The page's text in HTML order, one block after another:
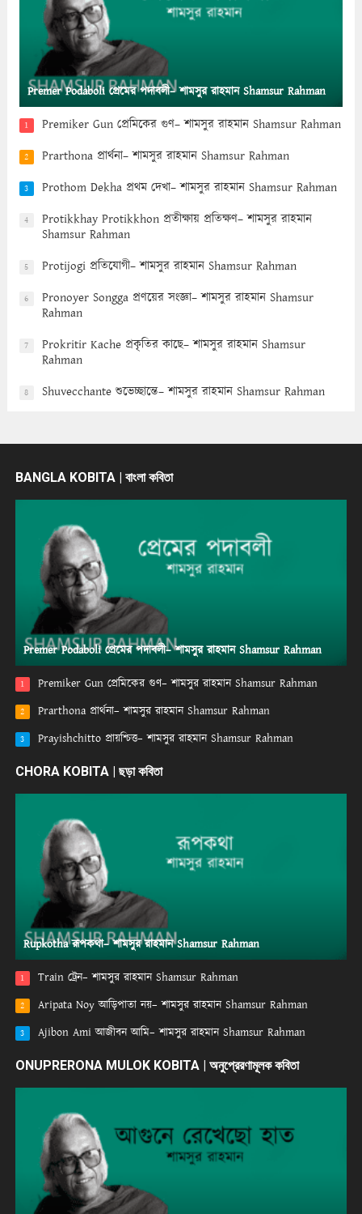
Premer Podaboli প্রেমের পদাবলী– শামসুর রাহমান Shamsur Rahman
1 Premiker Gun প্রেমিকের গুণ– শামসুর রাহমান Shamsur Rahman
2 Prarthona প্রার্থনা– শামসুর রাহমান Shamsur Rahman
3 Prothom Dekha প্রথম দেখা– শামসুর রাহমান Shamsur Rahman
4
Protikkhay Protikkhon প্রতীক্ষায় প্রতিক্ষণ– শামসুর রাহমান
Shamsur Rahman
5 Protijogi প্রতিযোগী– শামসুর রাহমান Shamsur Rahman
6
Pronoyer Songga প্রণয়ের সংজ্ঞা– শামসুর রাহমান Shamsur
Rahman
7
Prokritir Kache প্রকৃতির কাছে– শামসুর রাহমান Shamsur
Rahman
8 Shuvecchante শুভেচ্ছান্তে– শামসুর রাহমান Shamsur Rahman
BANGLA KOBITA | বাংলা কবিতা
Premer Podaboli প্রেমের পদাবলী– শামসুর রাহমান Shamsur Rahman
1 Premiker Gun প্রেমিকের গুণ– শামসুর রাহমান Shamsur Rahman
2 Prarthona প্রার্থনা– শামসুর রাহমান Shamsur Rahman
3 Prayishchitto প্রায়শ্চিত্ত– শামসুর রাহমান Shamsur Rahman
CHORA KOBITA | ছড়া কবিতা
Rupkotha রূপকথা– শামসুর রাহমান Shamsur Rahman
1 Train ট্রেন– শামসুর রাহমান Shamsur Rahman
2 Aripata Noy আড়িপাতা নয়– শামসুর রাহমান Shamsur Rahman
3 Ajibon Ami আজীবন আমি– শামসুর রাহমান Shamsur Rahman
ONUPRERONA MULOK KOBITA | অনুপ্রেরণামূলক কবিতা